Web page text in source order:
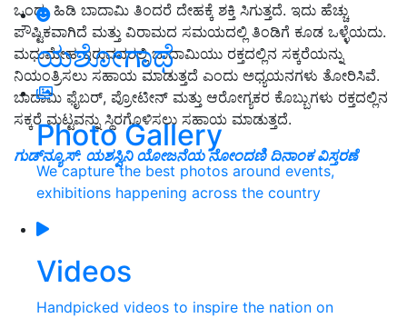
ಯಶೋಗಾಥೆ
Photo Gallery
We capture the best photos around events,
exhibitions happening across the country
Videos
Handpicked videos to inspire the nation on
ಒಂದು ಹಿಡಿ ಬಾದಾಮಿ ತಿಂದರೆ ದೇಹಕ್ಕೆ ಶಕ್ತಿ ಸಿಗುತ್ತದೆ. ಇದು ಹೆಚ್ಚು
ಪೌಷ್ಟಿಕವಾಗಿದೆ ಮತ್ತು ವಿರಾಮದ ಸಮಯದಲ್ಲಿ ತಿಂಡಿಗೆ ಕೂಡ ಒಳ್ಳೆಯದು.
ಮಧುಮೇಹ ಇರುವವರಲ್ಲಿ ಬಾದಾಮಿಯು ರಕ್ತದಲ್ಲಿನ ಸಕ್ಕರೆಯನ್ನು
ನಿಯಂತ್ರಿಸಲು ಸಹಾಯ ಮಾಡುತ್ತದೆ ಎಂದು ಅಧ್ಯಯನಗಳು ತೋರಿಸಿವೆ.
ಬಾದಾಮಿ ಫೈಬರ್, ಪ್ರೋಟೀನ್ ಮತ್ತು ಆರೋಗ್ಯಕರ ಕೊಬ್ಬುಗಳು ರಕ್ತದಲ್ಲಿನ
ಸಕ್ಕರೆ ಮಟ್ಟವನ್ನು ಸ್ಥಿರಗೊಳಿಸಲು ಸಹಾಯ ಮಾಡುತ್ತದೆ.
ಗುಡ್‌ನ್ಯೂಸ್‌: ಯಶಸ್ವಿನಿ ಯೋಜನೆಯ ನೋಂದಣಿ ದಿನಾಂಕ ವಿಸ್ತರಣೆ